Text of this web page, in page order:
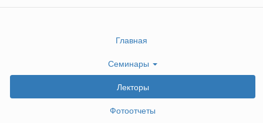
Главная
Семинары
Лекторы
Фотоотчеты